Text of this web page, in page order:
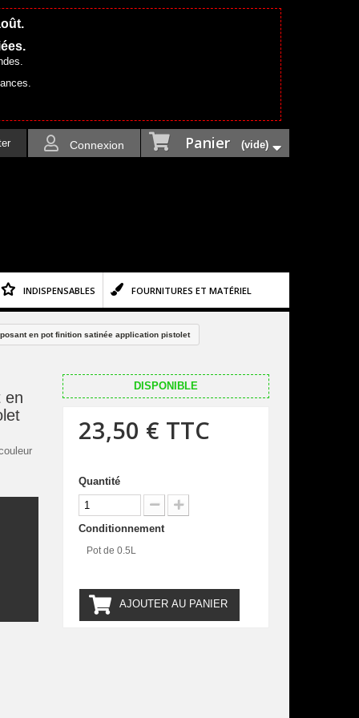
Panier (vide)
Connexion
INDISPENSABLES FOURNITURES ET MATÉRIEL
en pot finition satinée application pistolet
en
DISPONIBLE
23,50 € TTC
Quantité
Conditionnement
Pot de 0.5L
AJOUTER AU PANIER